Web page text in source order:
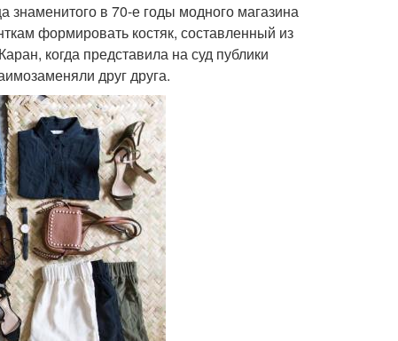
в 70-е годы модного магазина
формировать костяк, составленный из
когда представила на суд публики
друг друга.